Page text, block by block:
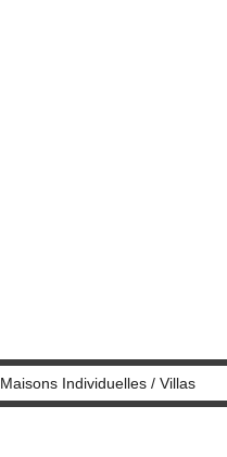
Maisons Individuelles / Villas